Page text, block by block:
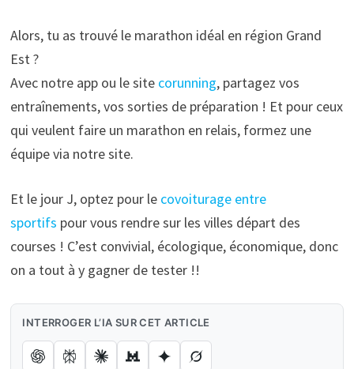
Alors, tu as trouvé le marathon idéal en région Grand
Est ?
Avec notre app ou le site corunning, partagez vos
entraînements, vos sorties de préparation ! Et pour ceux
qui veulent faire un marathon en relais, formez une
équipe via notre site.
Et le jour J, optez pour le covoiturage entre
sportifs pour vous rendre sur les villes départ des
courses ! C’est convivial, écologique, économique, donc
on a tout à y gagner de tester !!
INTERROGER L’IA SUR CET ARTICLE